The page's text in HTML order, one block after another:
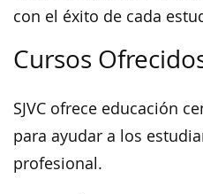
con el éxito de cada
Cursos
SJVC ofrece educación
para ayudar a los
profesional.